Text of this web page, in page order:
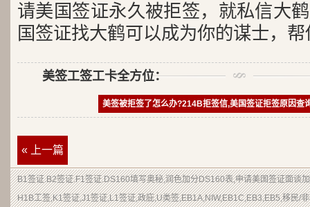
请美国签证永久被拒签，就私信大
国签证找大鹤可以成为你的谋士，
美签工签工卡全方位：
美签被拒签了怎么办?214B拒签信,美国签证拒签原因查
« 上一篇
B1签证.B2签证.F1签证.DS160填写奥秘,润色加分DS160表,申请美国签证面谈
H1B工签,K1签证,J1签证,L1签证,政庇,U类签,EB1A,NIW,EB1C,EB3,EB5,移民/